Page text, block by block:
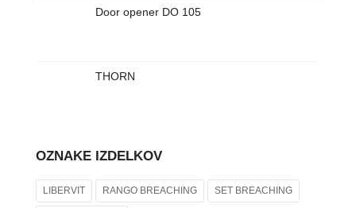
Door opener DO 105
THORN
OZNAKE IZDELKOV
LIBERVIT RANGO BREACHING SET BREACHING